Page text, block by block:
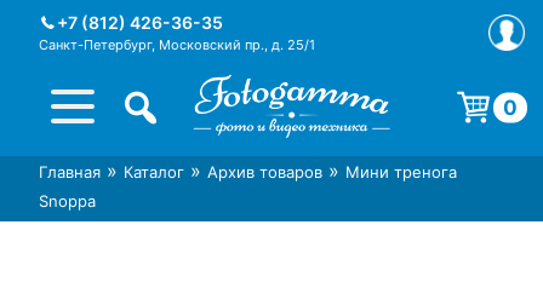
+7 (812) 426-36-35
Санкт-Петербург, Московский пр., д. 25/1
Интернет-магазин фототехники
Магазин фотоаксессуаров foto-
0
Корзина пуста.
Главная » Каталог » Архив товаров » Мини тренога
Snoppa